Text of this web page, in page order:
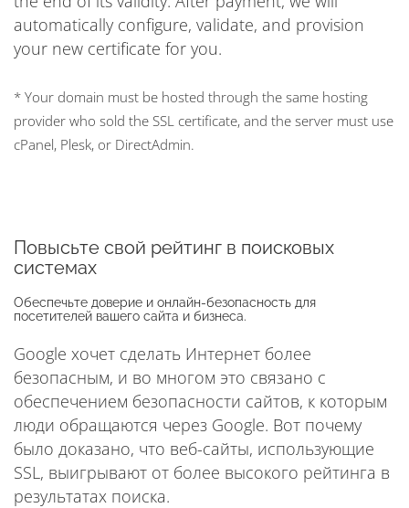
automatically configure, validate, and provision
your new certificate for you.
* Your domain must be hosted through the same hosting
provider who sold the SSL certificate, and the server must use
cPanel, Plesk, or DirectAdmin.
Повысьте свой рейтинг в поисковых
системах
Обеспечьте доверие и онлайн-безопасность для
посетителей вашего сайта и бизнеса.
Google хочет сделать Интернет более
безопасным, и во многом это связано с
обеспечением безопасности сайтов, к которым
люди обращаются через Google. Вот почему
было доказано, что веб-сайты, использующие
SSL, выигрывают от более высокого рейтинга в
результатах поиска.